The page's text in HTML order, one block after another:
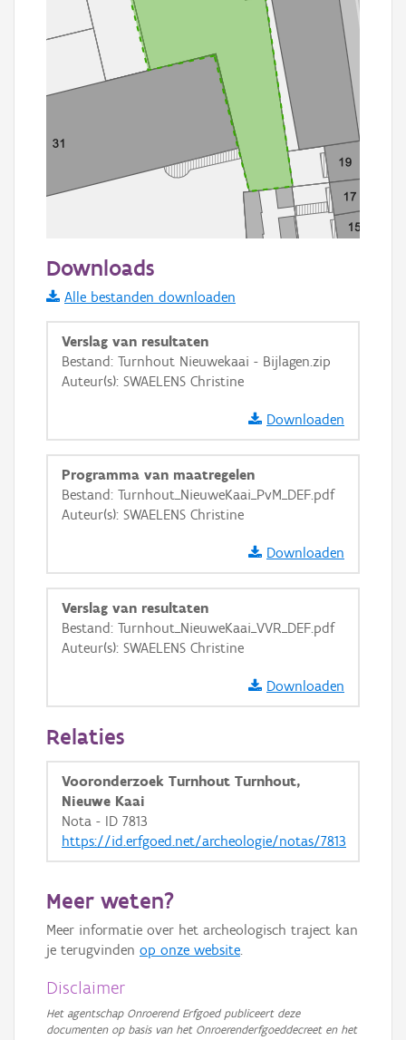
Informatie Vlaanderen
i
+ −
Basis Lagen
Ortho
GRB-Basiskaart
GRB-Basiskaart in grijswaarden
Downloads
Alle bestanden downloaden
Verslag van resultaten
Bestand: Turnhout Nieuwekaai - Bijlagen.zip
Auteur(s): SWAELENS Christine
Downloaden
Programma van maatregelen
Bestand: Turnhout_NieuweKaai_PvM_DEF.pdf
Auteur(s): SWAELENS Christine
Downloaden
Verslag van resultaten
Bestand: Turnhout_NieuweKaai_VVR_DEF.pdf
Auteur(s): SWAELENS Christine
Downloaden
Relaties
Vooronderzoek Turnhout Turnhout,
Nieuwe Kaai
Nota - ID 7813
https://id.erfgoed.net/archeologie/notas/7813
Meer weten?
Meer informatie over het archeologisch traject kan
je terugvinden op onze website.
Disclaimer
Het agentschap Onroerend Erfgoed publiceert deze
documenten op basis van het Onroerenderfgoeddecreet en het